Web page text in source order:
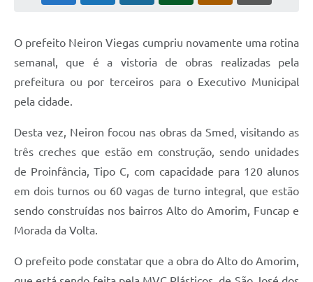
Notícias
Contato
O prefeito Neiron Viegas cumpriu novamente uma rotina
semanal, que é a vistoria de obras realizadas pela
prefeitura ou por terceiros para o Executivo Municipal
pela cidade.
Desta vez, Neiron focou nas obras da Smed, visitando as
três creches que estão em construção, sendo unidades
de Proinfância, Tipo C, com capacidade para 120 alunos
em dois turnos ou 60 vagas de turno integral, que estão
sendo construídas nos bairros Alto do Amorim, Funcap e
Morada da Volta.
O prefeito pode constatar que a obra do Alto do Amorim,